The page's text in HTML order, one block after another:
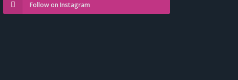
Follow on Instagram